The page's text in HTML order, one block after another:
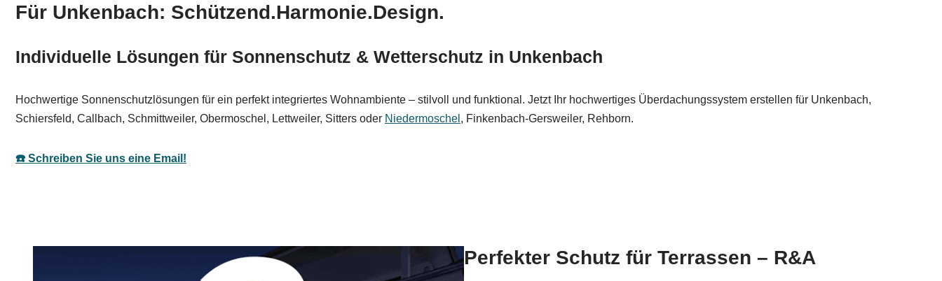
Für Unkenbach: Schützend.Harmonie.Design.
Individuelle Lösungen für Sonnenschutz & Wetterschutz in Unkenbach
Hochwertige Sonnenschutzlösungen für ein perfekt integriertes Wohnambiente – stilvoll und funktional. Jetzt Ihr hochwertiges Überdachungssystem erstellen für Unkenbach,
Schiersfeld, Callbach, Schmittweiler, Obermoschel, Lettweiler, Sitters oder Niedermoschel , Finkenbach-Gersweiler, Rehborn.
☎️ Schreiben Sie uns eine Email!
Perfekter Schutz für Terrassen – R&A